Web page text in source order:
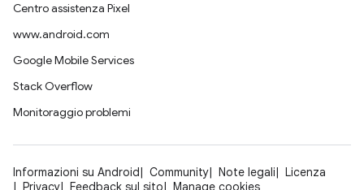
Centro assistenza Pixel
www.android.com
Google Mobile Services
Stack Overflow
Monitoraggio problemi
Informazioni su Android Community Note legali
Licenza
Privacy
Feedback sul sito Manage cookies